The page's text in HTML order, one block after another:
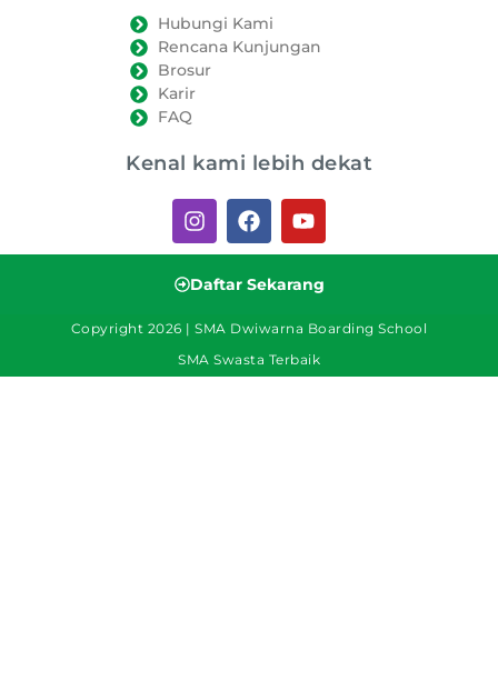
Hubungi Kami
Rencana Kunjungan
Brosur
Karir
FAQ
Kenal kami lebih dekat
Daftar Sekarang
Copyright 2026 | SMA Dwiwarna Boarding School
SMA Swasta Terbaik